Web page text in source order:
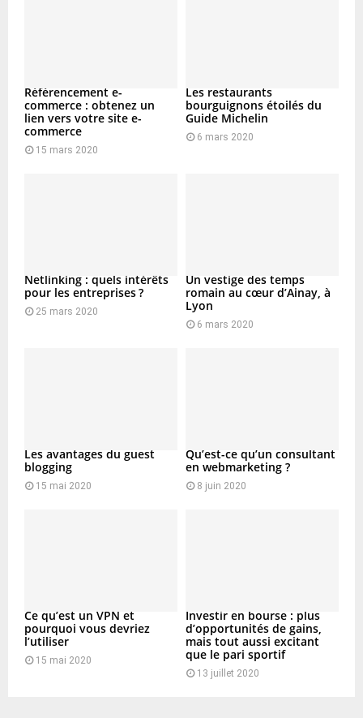
Référencement e-
commerce : obtenez un
lien vers votre site e-
commerce
15 mars 2020
Les restaurants
bourguignons étoilés du
Guide Michelin
6 mars 2020
Netlinking : quels intérêts
pour les entreprises ?
25 mars 2020
Un vestige des temps
romain au cœur d’Ainay, à
Lyon
6 mars 2020
Les avantages du guest
blogging
15 mai 2020
Qu’est-ce qu’un consultant
en webmarketing ?
8 juin 2020
Ce qu’est un VPN et
pourquoi vous devriez
l’utiliser
15 mai 2020
Investir en bourse : plus
d’opportunités de gains,
mais tout aussi excitant
que le pari sportif
13 juillet 2020